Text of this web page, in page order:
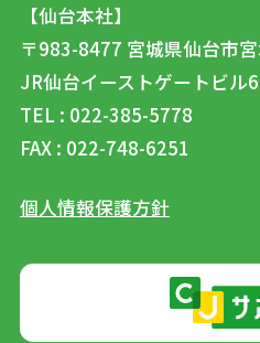
【仙台本社】
〒983-8477 宮城県仙台市
JR仙台イーストゲートビル
TEL : 022-385-5778
FAX : 022-748-6251
個人情報保護方針